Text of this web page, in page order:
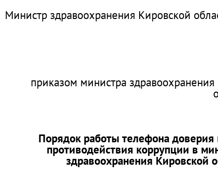
Министр здравоохранения Кировской
приказом министра
Порядок работы телефона доверия
противодействия коррупции в
здравоохранения Кировской